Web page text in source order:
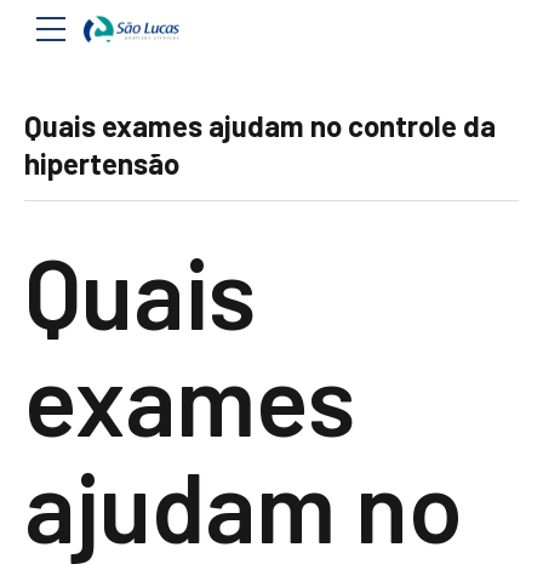
Quais exames ajudam no controle da
hipertensão
Quais
exames
ajudam no